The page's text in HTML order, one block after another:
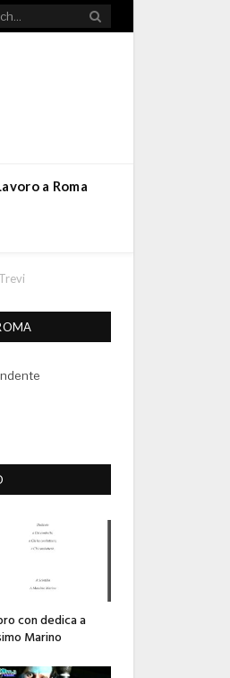
a Roma
con dedica a
Marino